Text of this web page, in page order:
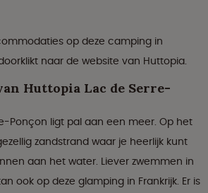
op deze camping in
naar de website van Huttopia.
Huttopia Lac de Serre-
Ponçon ligt pal aan een meer. Op het
zandstrand waar je heerlijk kunt
aan het water. Liever zwemmen in
ook op deze glamping in Frankrijk. Er is